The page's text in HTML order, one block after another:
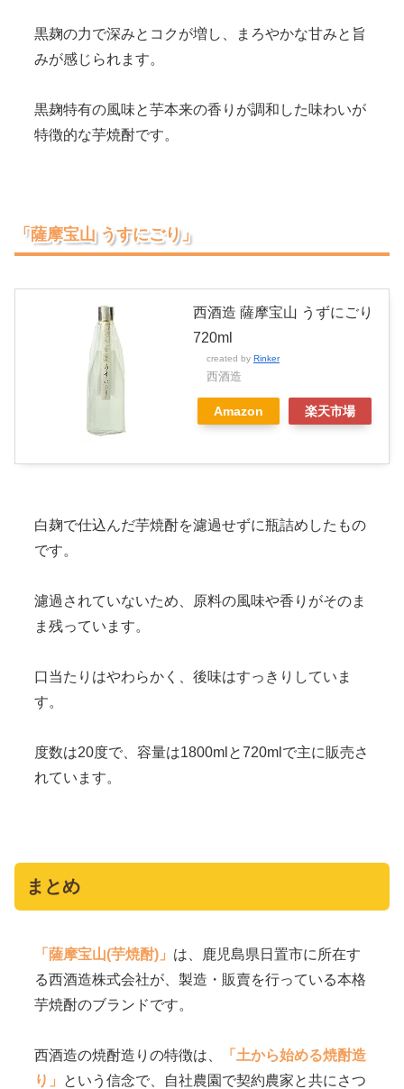
黒麹の力で深みとコクが増し、まろやかな甘みと旨
みが感じられます。
黒麹特有の風味と芋本来の香りが調和した味わいが
特徴的な芋焼酎です。
「薩摩宝山 うすにごり」
西酒造 薩摩宝山 うずにごり
720ml
created by Rinker
西酒造
Amazon 楽天市場
白麹で仕込んだ芋焼酎を濾過せずに瓶詰めしたもの
です。
濾過されていないため、原料の風味や香りがそのま
ま残っています。
口当たりはやわらかく、後味はすっきりしていま
す。
度数は20度で、容量は1800mlと720mlで主に販売さ
れています。
まとめ
「薩摩宝山(芋焼酎)」 は、鹿児島県日置市に所在す
る西酒造株式会社が、製造・販賣を行っている本格
芋焼酎のブランドです。
西酒造の焼酎造りの特徴は、
「土から始める焼酎造
り」 という信念で、自社農園で契約農家と共にさつ